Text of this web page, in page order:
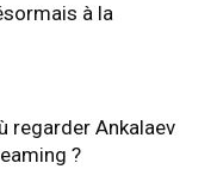
à la
regarder Ankalaev
?